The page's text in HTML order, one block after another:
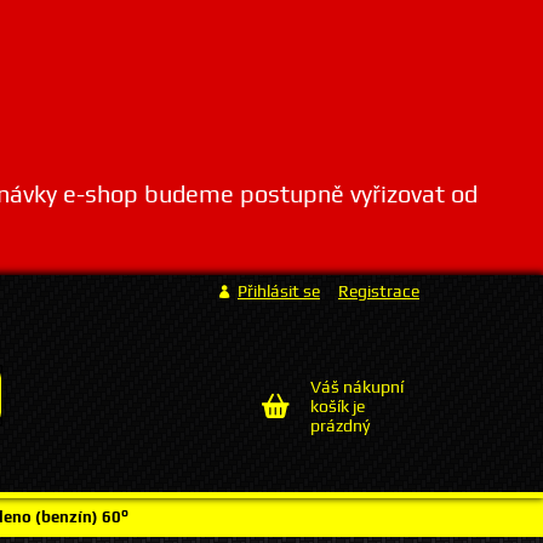
e-shop budeme postupně vyřizovat od
Přihlásit se Registrace
Váš nákupní
košík je
prázdný
(benzín) 60°